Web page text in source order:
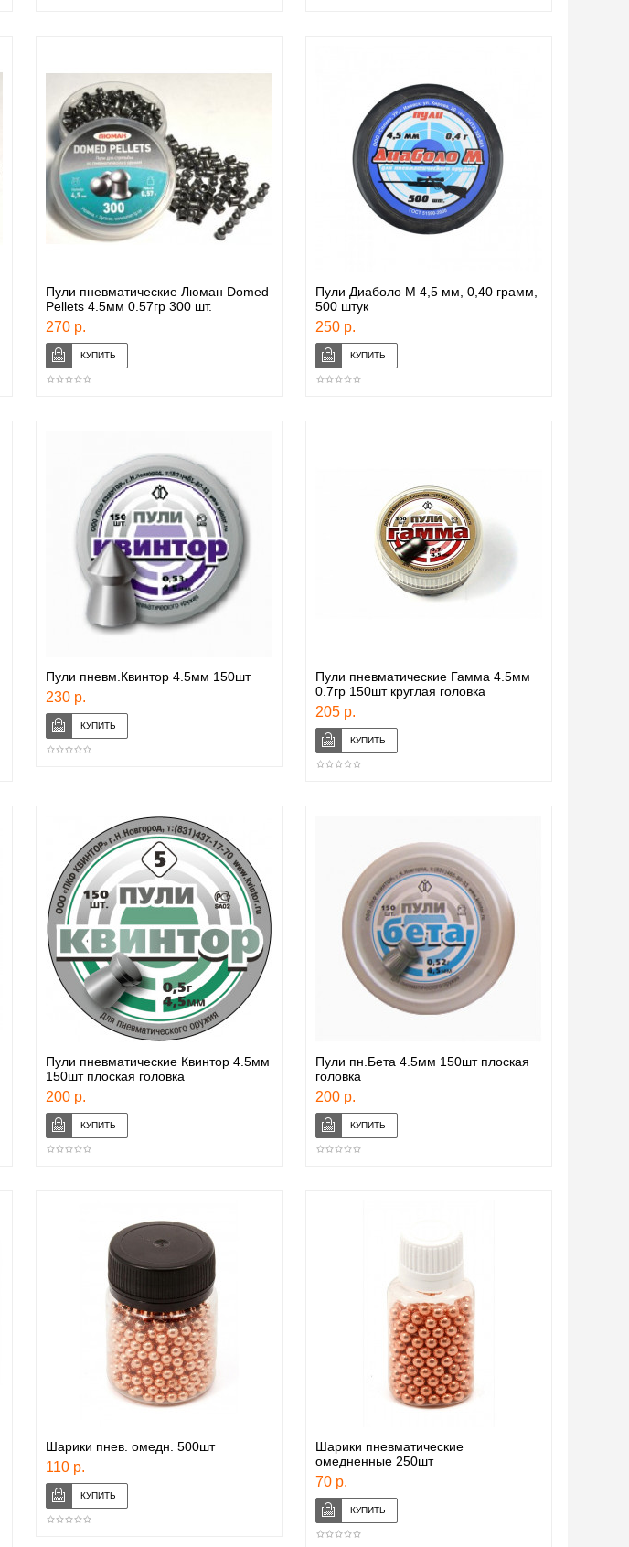
Пули пневматические Люман Domed
Pellets 4.5мм 0.57гр 300 шт.
270 р.
Пули Диаболо М 4,5 мм, 0,40 грамм,
500 штук
250 р.
Пули пневм.Квинтор 4.5мм 150шт
230 р.
Пули пневматические Гамма 4.5мм
0.7гр 150шт круглая головка
205 р.
Пули пневматические Квинтор 4.5мм
150шт плоская головка
200 р.
Пули пн.Бета 4.5мм 150шт плоская
головка
200 р.
Шарики пнев. омедн. 500шт
110 р.
Шарики пневматические
омедненные 250шт
70 р.